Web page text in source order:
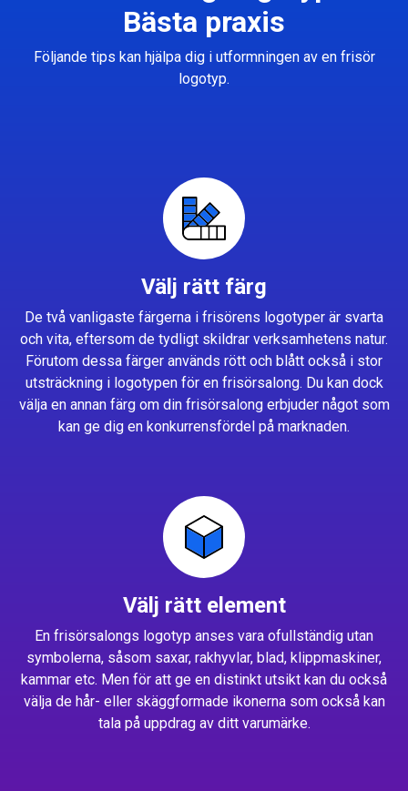
Bästa praxis
Följande tips kan hjälpa dig i utformningen av en frisör
logotyp.
Välj rätt färg
De två vanligaste färgerna i frisörens logotyper är svarta
och vita, eftersom de tydligt skildrar verksamhetens natur.
Förutom dessa färger används rött och blått också i stor
utsträckning i logotypen för en frisörsalong. Du kan dock
välja en annan färg om din frisörsalong erbjuder något som
kan ge dig en konkurrensfördel på marknaden.
Välj rätt element
En frisörsalongs logotyp anses vara ofullständig utan
symbolerna, såsom saxar, rakhyvlar, blad, klippmaskiner,
kammar etc. Men för att ge en distinkt utsikt kan du också
välja de hår- eller skäggformade ikonerna som också kan
tala på uppdrag av ditt varumärke.